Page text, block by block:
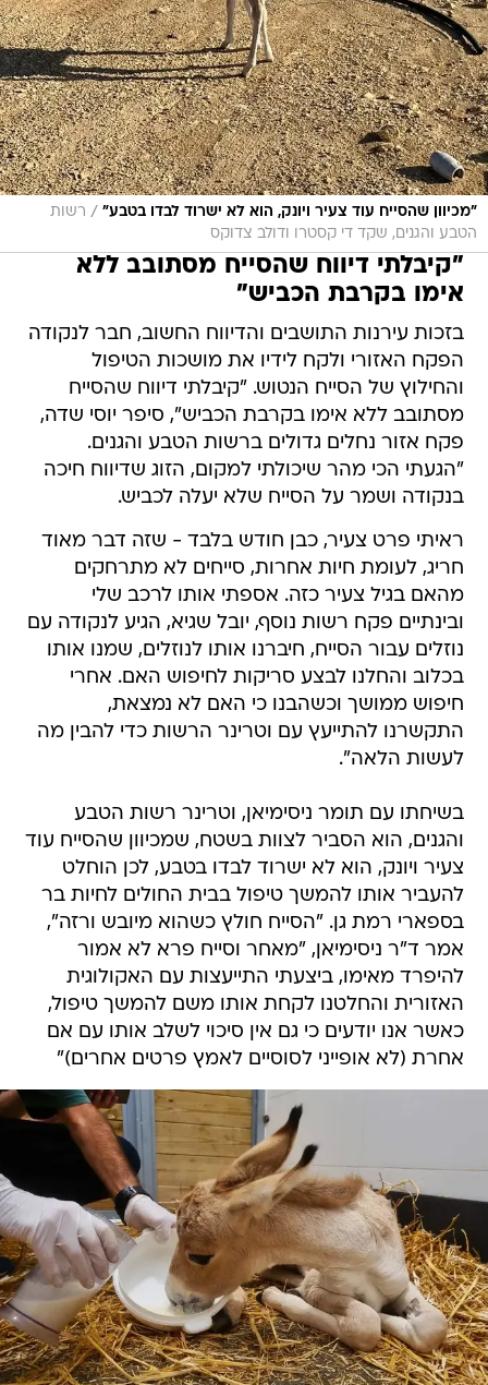
"מכיוון שהסייח עוד צעיר ויונק, הוא לא ישרוד לבדו בטבע" / רשות
הטבע והגנים, שקד די קסטרו ודולב צדוקס
"קיבלתי דיווח שהסייח מסתובב ללא
אימו בקרבת הכביש"
בזכות עירנות התושבים והדיווח החשוב, חבר לנקודה
הפקח האזורי ולקח לידיו את מושכות הטיפול
והחילוץ של הסייח הנטוש. "קיבלתי דיווח שהסייח
מסתובב ללא אימו בקרבת הכביש", סיפר יוסי שדה,
פקח אזור נחלים גדולים ברשות הטבע והגנים.
"הגעתי הכי מהר שיכולתי למקום, הזוג שדיווח חיכה
בנקודה ושמר על הסייח שלא יעלה לכביש.
ראיתי פרט צעיר, כבן חודש בלבד - שזה דבר מאוד
חריג, לעומת חיות אחרות, סייחים לא מתרחקים
מהאם בגיל צעיר כזה. אספתי אותו לרכב שלי
ובינתיים פקח רשות נוסף, יובל שגיא, הגיע לנקודה עם
נוזלים עבור הסייח, חיברנו אותו לנוזלים, שמנו אותו
בכלוב והחלנו לבצע סריקות לחיפוש האם. אחרי
חיפוש ממושך וכשהבנו כי האם לא נמצאת,
התקשרנו להתייעץ עם וטרינר הרשות כדי להבין מה
לעשות הלאה".
בשיחתו עם תומר ניסימיאן, וטרינר רשות הטבע
והגנים, הוא הסביר לצוות בשטח, שמכיוון שהסייח עוד
צעיר ויונק, הוא לא ישרוד לבדו בטבע, לכן הוחלט
להעביר אותו להמשך טיפול בבית החולים לחיות בר
בספארי רמת גן. "הסייח חולץ כשהוא מיובש ורזה",
אמר ד"ר ניסימיאן, "מאחר וסייח פרא לא אמור
להיפרד מאימו, ביצעתי התייעצות עם האקולוגית
האזורית והחלטנו לקחת אותו משם להמשך טיפול,
כאשר אנו יודעים כי גם אין סיכוי לשלב אותו עם אם
אחרת (לא אופייני לסוסיים לאמץ פרטים אחרים)"